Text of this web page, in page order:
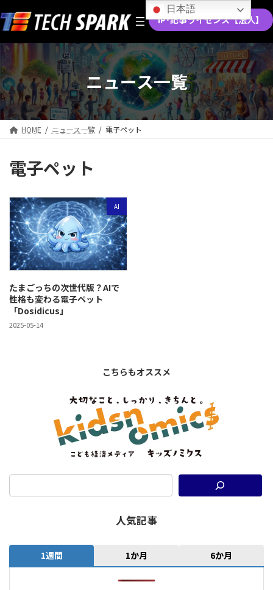
ン
テ
ン
ツ
へ
ス
キ
ッ
プ
ビ
ゲ
ー
シ
ョ
ン
に
移
動
IP･記事ライセンス【法人】
ニュース一覧
HOME ニュース一覧 電子ペット
電子ペット
AI
たまごっちの次世代版？AIで
性格も変わる電子ペット
「Dosidicus」
2025-05-14
こちらもオススメ
人気記事
1週間 1か月 6か月
日本語